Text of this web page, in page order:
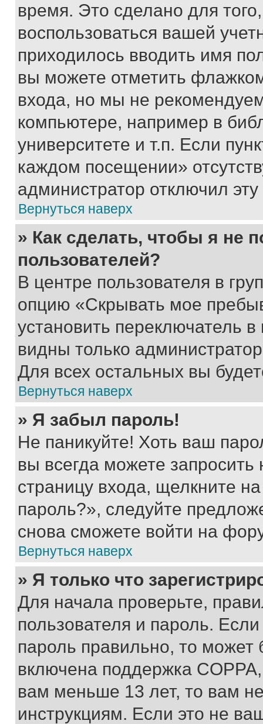
время. Это сделано для
воспользоваться вашей
приходилось вводить имя
вы можете отметить
входа, но мы не
компьютере, например в
университете и т.п. Если
каждом посещении»
администратор отключил
Вернуться наверх
» Как сделать, чтобы я не
пользователей?
В центре пользователя в
опцию «Скрывать мое
установить переключатель
видны только
Для всех остальных вы
Вернуться наверх
» Я забыл пароль!
Не паникуйте! Хоть ваш
вы всегда можете
страницу входа, щелкните
пароль?», следуйте
снова сможете войти на
Вернуться наверх
» Я только что
Для начала проверьте,
пользователя и пароль.
пароль правильно, то может
включена поддержка
вам меньше 13 лет, то вам
инструкциям. Если это не